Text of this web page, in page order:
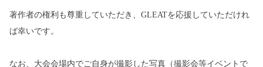
著作者の権利も尊重していただき、GLEATを応援していただけれ
ば幸いです。
なお、大会会場内でご自身が撮影した写真（撮影会等イベントで